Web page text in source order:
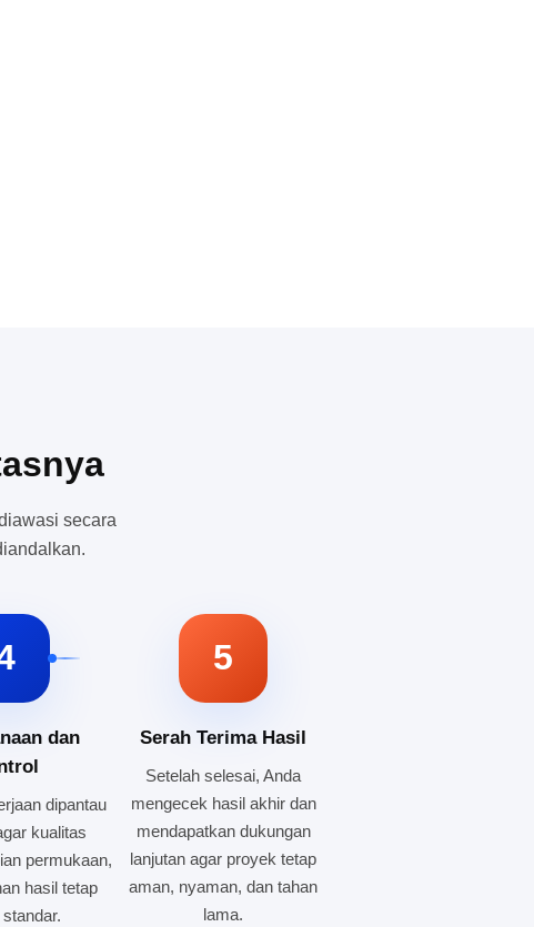
secara
dan
dipantau
kualitas
permukaan,
hasil tetap
5
Serah Terima Hasil
Setelah selesai, Anda
mengecek hasil akhir dan
mendapatkan dukungan
lanjutan agar proyek tetap
aman, nyaman, dan tahan
lama.